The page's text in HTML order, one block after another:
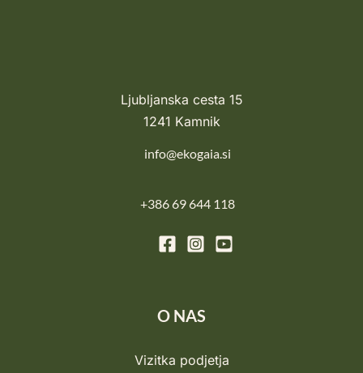
Ljubljanska cesta 15
1241 Kamnik
info@ekogaia.si
+386 69 644 118
O NAS
Vizitka podjetja